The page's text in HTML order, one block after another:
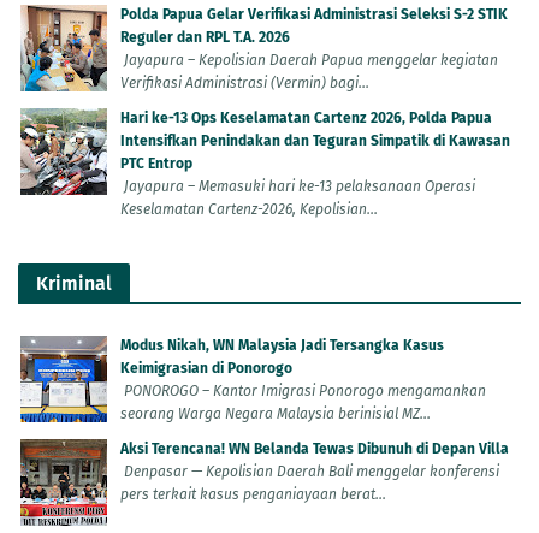
Polda Papua Gelar Verifikasi Administrasi Seleksi S-2 STIK
Reguler dan RPL T.A. 2026
Jayapura – Kepolisian Daerah Papua menggelar kegiatan
Verifikasi Administrasi (Vermin) bagi...
Hari ke-13 Ops Keselamatan Cartenz 2026, Polda Papua
Intensifkan Penindakan dan Teguran Simpatik di Kawasan
PTC Entrop
Jayapura – Memasuki hari ke-13 pelaksanaan Operasi
Keselamatan Cartenz-2026, Kepolisian...
Kriminal
Modus Nikah, WN Malaysia Jadi Tersangka Kasus
Keimigrasian di Ponorogo
PONOROGO – Kantor Imigrasi Ponorogo mengamankan
seorang Warga Negara Malaysia berinisial MZ...
Aksi Terencana! WN Belanda Tewas Dibunuh di Depan Villa
Denpasar — Kepolisian Daerah Bali menggelar konferensi
pers terkait kasus penganiayaan berat...